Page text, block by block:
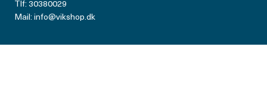
Tlf: 30380029
Mail: info@vikshop.dk